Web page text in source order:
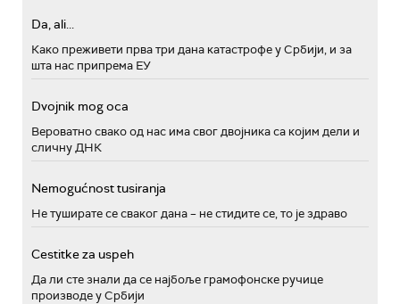
Da, ali...
Како преживети прва три дана катастрофе у Србији, и за
шта нас припрема ЕУ
Dvojnik mog oca
Вероватно свако од нас има свог двојника са којим дели и
сличну ДНК
Nemogućnost tusiranja
Не туширате се сваког дана – не стидите се, то је здраво
Cestitke za uspeh
Да ли сте знали да се најбоље грамофонске ручице
производе у Србији